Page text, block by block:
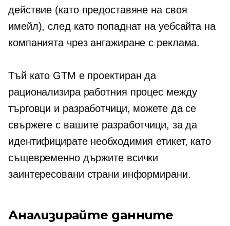
действие (като предоставяне на своя
имейл), след като попаднат на уебсайта на
компанията чрез ангажиране с реклама.
Тъй като GTM е проектиран да
рационализира работния процес между
търговци и разработчици, можете да се
свържете с вашите разработчици, за да
идентифицирате необходимия етикет, като
същевременно държите всички
заинтересовани страни информирани.
Анализирайте данните